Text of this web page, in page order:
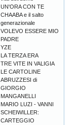
UN'ORA CON TE
CHAABA e il salto
generazionale
VOLEVO ESSERE MIO
PADRE
YZE
LA TERZA ERA
TRE VITE IN VALIGIA
LE CARTOLINE
ABRUZZESI di
GIORGIO
MANGANELLI
MARIO LUZI - VANNI
SCHEIWILLER:
CARTEGGIO